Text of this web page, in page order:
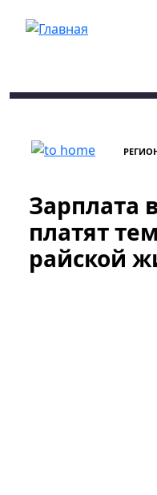
Зарплата
платят
райской